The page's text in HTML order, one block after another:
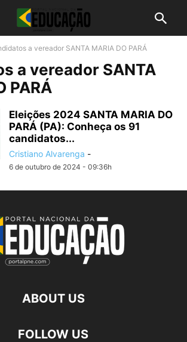
a vereador SANTA MARIA DO PARÁ
a vereador SANTA
PARÁ
Eleições 2024 SANTA MARIA DO
PARÁ (PA): Conheça os 91
candidatos...
Cristiano Alvarenga -
6 de outubro de 2024 - 09:36h
ABOUT US
FOLLOW US